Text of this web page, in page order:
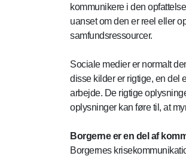
kommunikere i den
uanset om den er reel eller
samfundsressourcer.
Sociale medier er normalt
disse kilder er rigtige, en del
arbejde. De rigtige
oplysninger kan føre til, at
Borgerne er en del af
Borgernes